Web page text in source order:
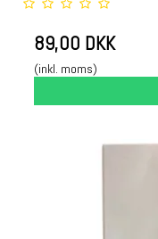
89,00 DKK
(inkl. moms)